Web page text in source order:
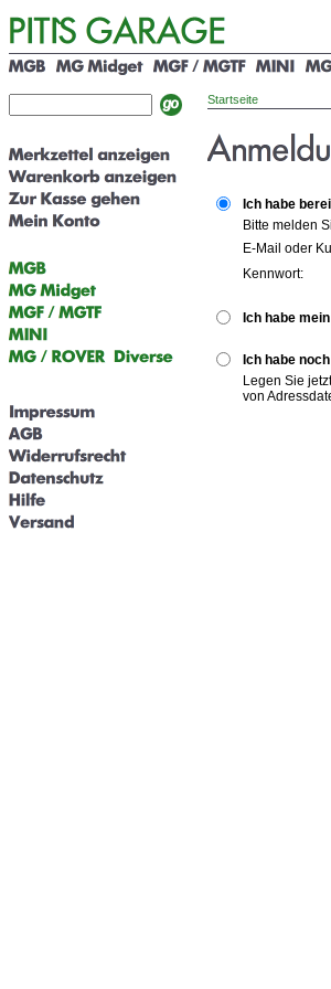
Startseite
Ich habe
Bitte melden
E-Mail oder
Kennwort:
Ich habe
Ich habe
Legen Sie
von